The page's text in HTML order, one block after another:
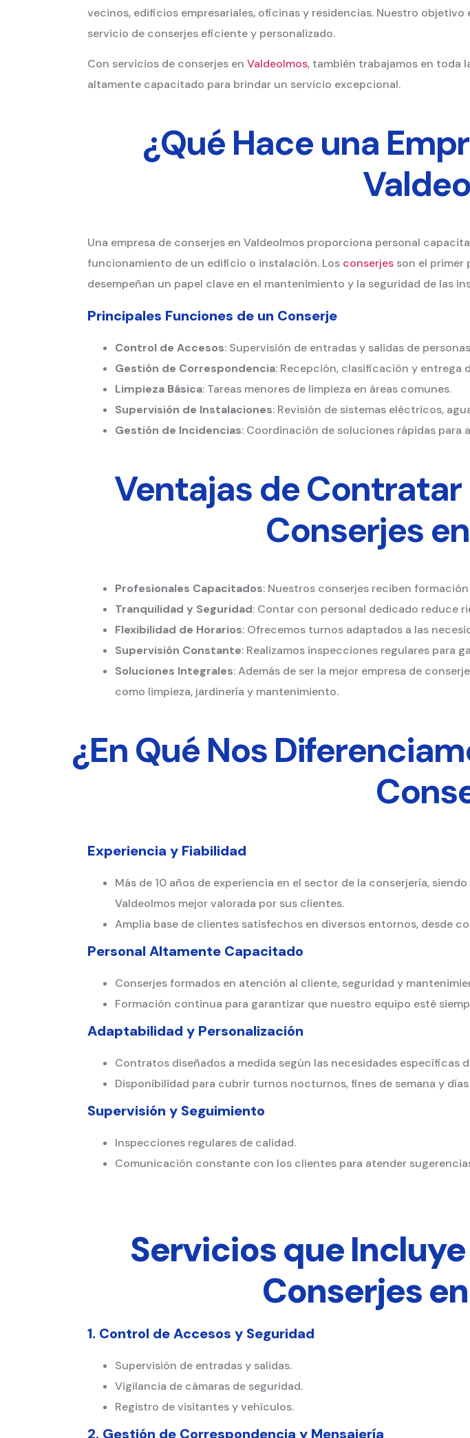
vecinos, edificios empresariales, oficinas y residencias. Nuestro
servicio de conserjes eficiente y personalizado.
Con servicios de conserjes en Valdeolmos, también trabajamos en toda
altamente capacitado para brindar un servicio excepcional.
¿Qué Hace una
Una empresa de conserjes en Valdeolmos proporciona personal
funcionamiento de un edificio o instalación. Los conserjes son el primer
desempeñan un papel clave en el mantenimiento y la seguridad de las
Principales Funciones de un Conserje
Control de Accesos: Supervisión de entradas y salidas de
Gestión de Correspondencia: Recepción, clasificación y entrega
Limpieza Básica: Tareas menores de limpieza en áreas comunes.
Supervisión de Instalaciones: Revisión de sistemas eléctricos,
Gestión de Incidencias: Coordinación de soluciones rápidas para
Ventajas de
Conserjes
Profesionales Capacitados: Nuestros conserjes reciben
Tranquilidad y Seguridad: Contar con personal dedicado reduce
Flexibilidad de Horarios: Ofrecemos turnos adaptados a las
Supervisión Constante: Realizamos inspecciones regulares para
Soluciones Integrales: Además de ser la mejor empresa de
como limpieza, jardinería y mantenimiento.
¿En Qué Nos
Experiencia y Fiabilidad
Más de 10 años de experiencia en el sector de la conserjería,
Valdeolmos mejor valorada por sus clientes.
Amplia base de clientes satisfechos en diversos entornos, desde
Personal Altamente Capacitado
Conserjes formados en atención al cliente, seguridad y
Formación continua para garantizar que nuestro equipo esté
Adaptabilidad y Personalización
Contratos diseñados a medida según las necesidades específicas
Disponibilidad para cubrir turnos nocturnos, fines de semana y
Supervisión y Seguimiento
Inspecciones regulares de calidad.
Comunicación constante con los clientes para atender
Servicios que
Conserjes
1. Control de Accesos y Seguridad
Supervisión de entradas y salidas.
Vigilancia de cámaras de seguridad.
Registro de visitantes y vehículos.
2. Gestión de Correspondencia y Mensajería